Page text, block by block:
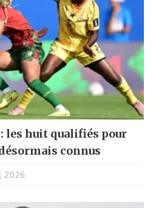
les huit qualifiés pour
connus
2026